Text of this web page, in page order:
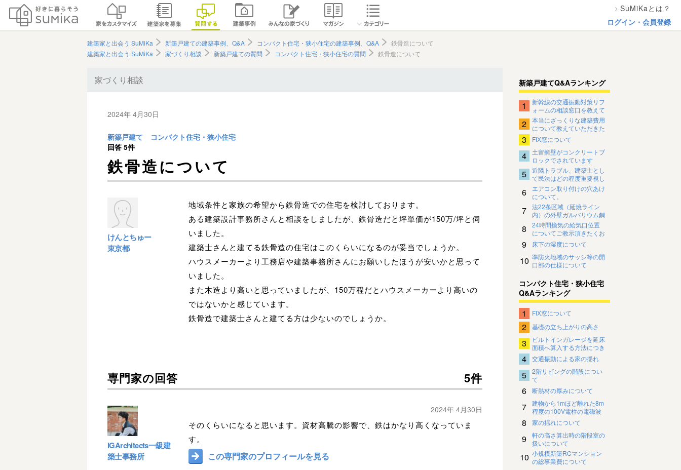
SuMiKaとは？
ログイン・会員登録
建築家と出会う SuMiKa 新築戸建ての建築事例、Q&A コンパクト住宅・狭小住宅の建築事例、Q&A
鉄骨造について
建築家と出会う SuMiKa
家づくり相談 新築戸建ての質問 コンパクト住宅・狭小住宅の質問 鉄骨造について
家づくり相談
2024年 4月30日
新築戸建て
コンパクト住宅・狭小住宅
回答 5件
鉄骨造について
けんとちゅー
東京都
地域条件と家族の希望から鉄骨造での住宅を検討しております。
ある建築設計事務所さんと相談をしましたが、鉄骨造だと坪単価が150万/坪と伺
いました。
建築士さんと建てる鉄骨造の住宅はこのくらいになるのが妥当でしょうか。
ハウスメーカーより工務店や建築事務所さんにお願いしたほうが安いかと思って
いました。
また木造より高いと思っていましたが、150万程だとハウスメーカーより高いの
ではないかと感じています。
鉄骨造で建築士さんと建てる方は少ないのでしょうか。
専門家の回答 5件
IGArchitects一級建
築士事務所
2024年 4月30日
そのくらいになると思います。資材高騰の影響で、鉄はかなり高くなっていま
す。
この専門家のプロフィールを見る
新築戸建てQ&Aランキング
1
新幹線の交通振動対策リフ
ォームの相談窓口を教えて
ください。
2
本当にざっくりな建築費用
について教えていただきた
いです
3 FIX窓について
4
土留擁壁がコンクリートブ
ロックでされています
5
近隣トラブル、建築士とし
て民法はどの程度重要視し
ているのですか？
6
エアコン取り付けの穴あけ
について。
7
法22条区域（延焼ライン
内）の外壁ガルバリウム鋼
板の下地について
8
24時間換気の給気口位置
についてご教示頂きたくお
願い致します。
9 床下の湿度について
10 準防火地域のサッシ等の開
口部の仕様について
コンパクト住宅・狭小住宅
Q&Aランキング
1 FIX窓について
2 基礎の立ち上がりの高さ
3
ビルトインガレージを延床
面積へ算入する方法につき
まして
4 交通振動による家の揺れ
5
2階リビングの階段につい
て
6 断熱材の厚みについて
7
建物から1mほど離れた8m
程度の100V電柱の電磁波
影響について
8 家の揺れについて
9
軒の高さ算出時の階段室の
扱いについて
10 小規模新築RCマンション
の総事業費について